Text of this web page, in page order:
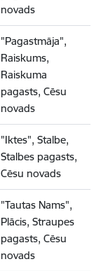
novads
"Pagastmāja",
Raiskums,
Raiskuma
pagasts, Cēsu
novads
"Iktes", Stalbe,
Stalbes pagasts,
Cēsu novads
"Tautas Nams",
Plācis, Straupes
pagasts, Cēsu
novads